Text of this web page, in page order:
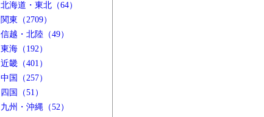
北海道・東北（64）
関東（2709）
信越・北陸（49）
東海（192）
近畿（401）
中国（257）
四国（51）
九州・沖縄（52）